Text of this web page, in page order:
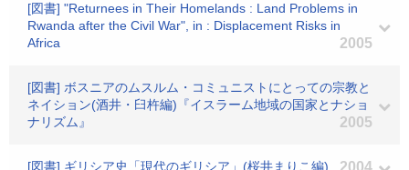
[図書] "Returnees in Their Homelands : Land Problems in
Rwanda after the Civil War", in : Displacement Risks in
Africa
2005
[図書] ボスニアのムスルム・コミュニストにとっての宗教と
ネイション(酒井・臼杵編)『イスラーム地域の国家とナショ
ナリズム』
2005
[図書] ギリシア史「現代のギリシア」(桜井まりこ編) 2004